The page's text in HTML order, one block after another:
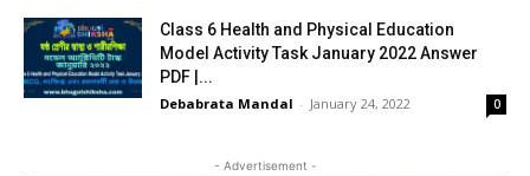
Class 6 Health and Physical Education
Model Activity Task January 2022 Answer
PDF |...
Debabrata Mandal - January 24, 2022 0
- Advertisement -